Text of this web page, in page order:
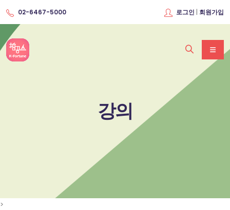
02-6467-5000 로그인 | 회원가입
강의
>